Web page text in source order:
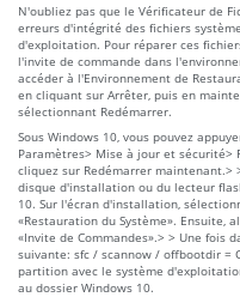
N'oubliez pas que le Vérificateur de
erreurs d'intégrité des fichiers
d'exploitation. Pour réparer ces
l'invite de commande dans
accéder à l'Environnement de
en cliquant sur Arrêter, puis en
sélectionnant Redémarrer.
Sous Windows 10, vous pouvez
Paramètres> Mise à jour et sécurité>
cliquez sur Redémarrer maintenant.>
disque d'installation ou du lecteur
10. Sur l'écran d'installation,
«Restauration du Système». Ensuite,
«Invite de Commandes».> > Une fois
suivante: sfc / scannow / offbootdir =
partition avec le système
au dossier Windows 10.